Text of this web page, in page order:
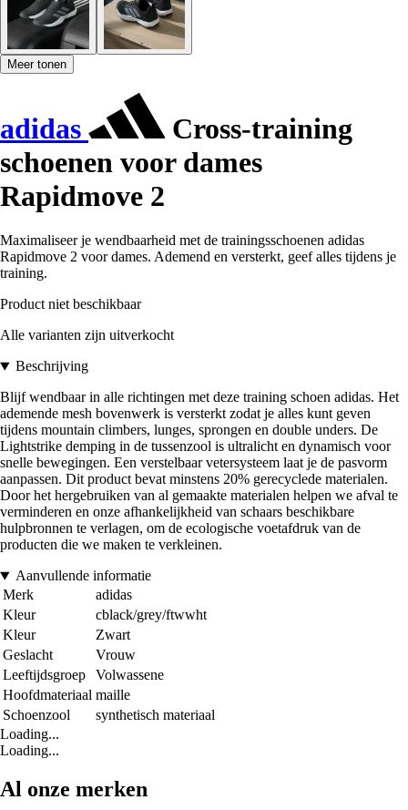
Meer tonen
adidas
Cross-training
schoenen voor dames
Rapidmove 2
Maximaliseer je wendbaarheid met de trainingsschoenen adidas
Rapidmove 2 voor dames. Ademend en versterkt, geef alles tijdens je
training.
Product niet beschikbaar
Alle varianten zijn uitverkocht
Beschrijving
Blijf wendbaar in alle richtingen met deze training schoen adidas. Het
ademende mesh bovenwerk is versterkt zodat je alles kunt geven
tijdens mountain climbers, lunges, sprongen en double unders. De
Lightstrike demping in de tussenzool is ultralicht en dynamisch voor
snelle bewegingen. Een verstelbaar vetersysteem laat je de pasvorm
aanpassen. Dit product bevat minstens 20% gerecyclede materialen.
Door het hergebruiken van al gemaakte materialen helpen we afval te
verminderen en onze afhankelijkheid van schaars beschikbare
hulpbronnen te verlagen, om de ecologische voetafdruk van de
producten die we maken te verkleinen.
Aanvullende informatie
Merk
adidas
Kleur
cblack/grey/ftwwht
Kleur
Zwart
Geslacht
Vrouw
Leeftijdsgroep
Volwassene
Hoofdmateriaal maille
Schoenzool
synthetisch materiaal
Loading...
Loading...
Al onze merken